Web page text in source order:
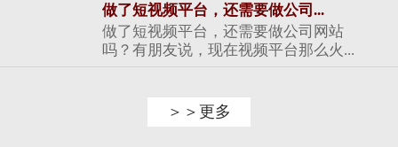
做了短视频平台，还需要做公司...
做了短视频平台，还需要做公司网站
吗？有朋友说，现在视频平台那么火...
＞＞更多